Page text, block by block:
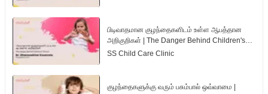
பிடிவாதமான குழந்தைகளிடம் உள்ள ஆபத்தான
அறிகுறிகள் | The Danger Behind Children's
Tantrum | Tamil
SS Child Care Clinic
குழந்தைகளுக்கு வரும் பசும்பால் ஒவ்வாமை |